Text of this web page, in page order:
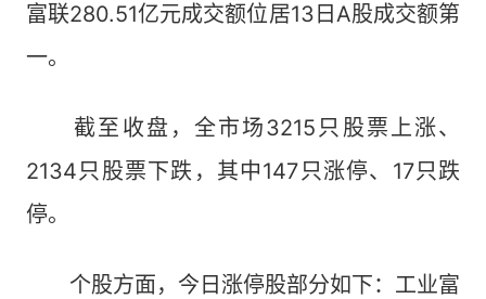
富联280.51亿元成交额位居13日A股成交额第
一。
截至收盘，全市场3215只股票上涨、
2134只股票下跌，其中147只涨停、17只跌
停。
个股方面，今日涨停股部分如下：工业富